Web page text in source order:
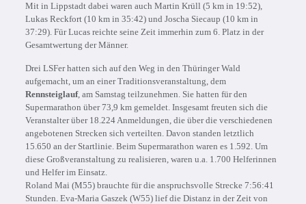
Mit in Lippstadt dabei waren auch Martin Krüll (5 km in 19:52),
Lukas Reckfort (10 km in 35:42) und Joscha Siecaup (10 km in
37:29). Für Lucas reichte seine Zeit immerhin zum 6. Platz in der
Gesamtwertung der Männer.
Drei LSFer hatten sich auf den Weg in den Thüringer Wald
aufgemacht, um an einer Traditionsveranstaltung, dem
Rennsteiglauf, am Samstag teilzunehmen. Sie hatten für den
Supermarathon über 73,9 km gemeldet. Insgesamt freuten sich die
Veranstalter über 18.224 Anmeldungen, die über die verschiedenen
angebotenen Strecken sich verteilten. Davon standen letztlich
15.650 an der Startlinie. Beim Supermarathon waren es 1.592. Um
diese Großveranstaltung zu realisieren, waren u.a. 1.700 Helferinnen
und Helfer im Einsatz.
Roland Mai (M55) brauchte für die anspruchsvolle Strecke 7:56:41
Stunden. Eva-Maria Gaszek (W55) lief die Distanz in der Zeit von